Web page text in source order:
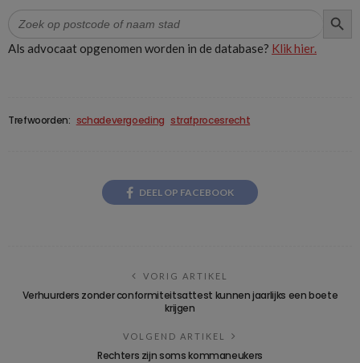
Zoek
naar:
Als advocaat opgenomen worden in de database? Klik hier.
Trefwoorden: schadevergoeding strafprocesrecht
DEEL OP FACEBOOK
VORIG ARTIKEL
Verhuurders zonder conformiteitsattest kunnen jaarlijks een boete
krijgen
VOLGEND ARTIKEL
Rechters zijn soms kommaneukers